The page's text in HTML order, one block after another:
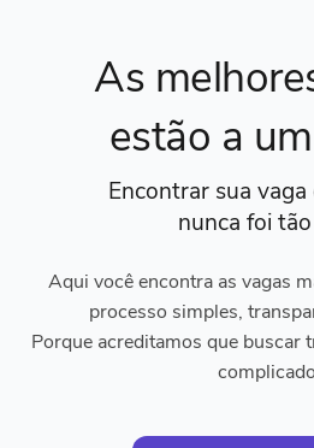
As
estão a
Encontrar sua
nunca foi
Aqui você encontra as vagas
processo simples,
Porque acreditamos que buscar